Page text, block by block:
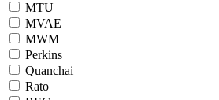
MTU
MVAE
MWM
Perkins
Quanchai
Rato